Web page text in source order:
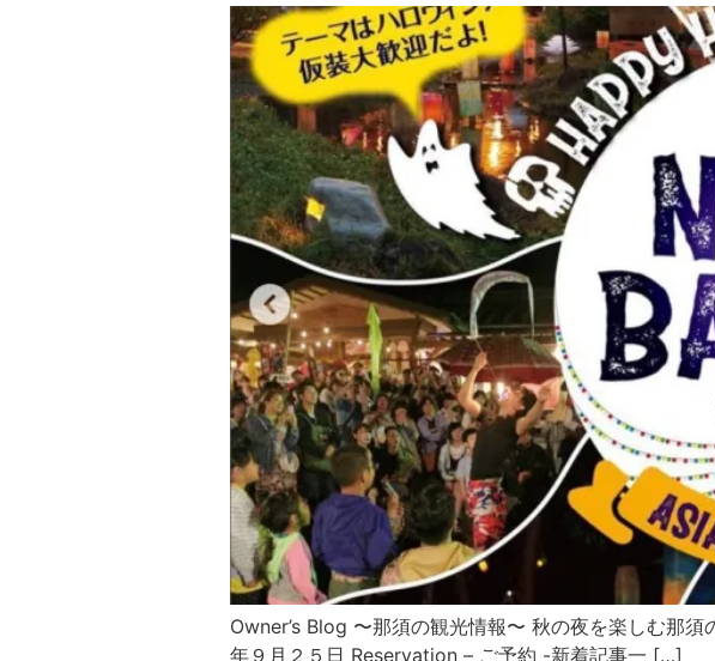
Owner’s Blog 〜那須の観光情報〜 秋の夜を楽しむ那
年９月２５日 Reservation – ご予約 -新着記事一 […]